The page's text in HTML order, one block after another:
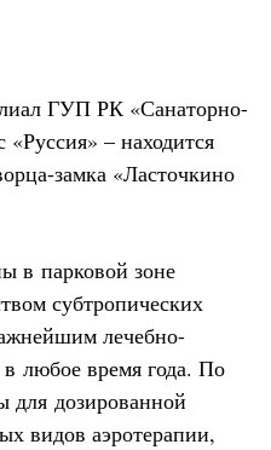
ГУП РК «Санаторно-
– находится
замка «Ласточкино
в парковой зоне
субтропических
лечебно-
любое время года. По
дозированной
видов аэротерапии,